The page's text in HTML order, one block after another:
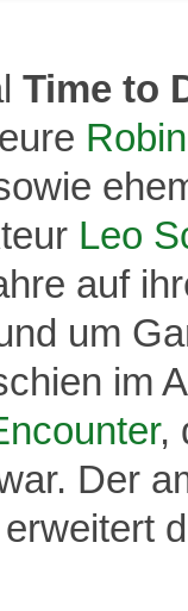
Time to
Leo
auf
um
im
,
Der